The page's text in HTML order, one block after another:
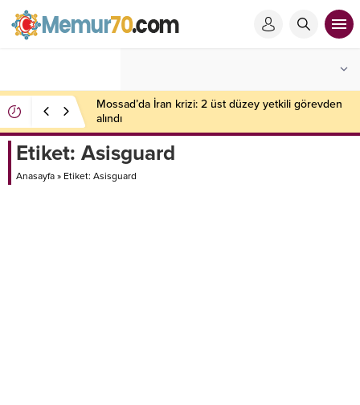
Mossad’da İran krizi: 2 üst düzey yetkili görevden
alındı
Etiket: Asisguard
Anasayfa » Etiket: Asisguard